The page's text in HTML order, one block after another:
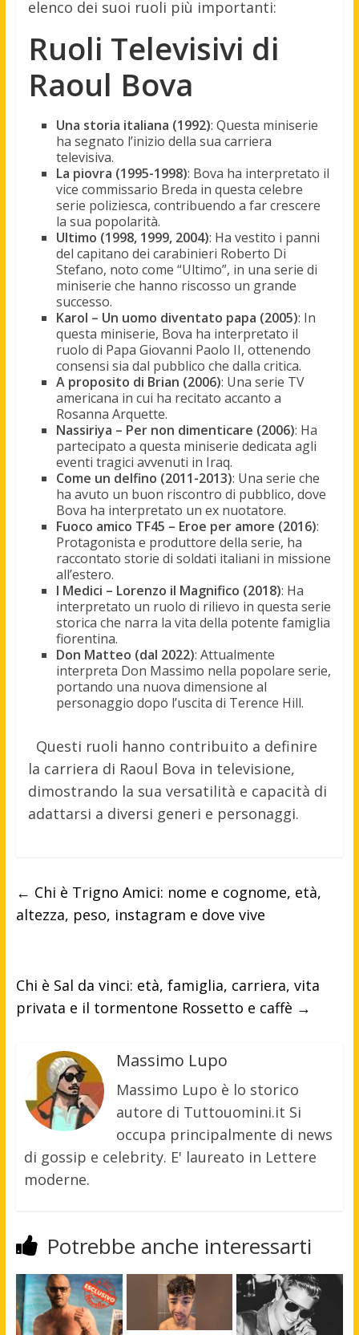
elenco dei suoi ruoli più importanti:
Ruoli Televisivi di
Raoul Bova
Una storia italiana (1992): Questa miniserie
ha segnato l’inizio della sua carriera
televisiva.
La piovra (1995-1998): Bova ha interpretato il
vice commissario Breda in questa celebre
serie poliziesca, contribuendo a far crescere
la sua popolarità.
Ultimo (1998, 1999, 2004): Ha vestito i panni
del capitano dei carabinieri Roberto Di
Stefano, noto come “Ultimo”, in una serie di
miniserie che hanno riscosso un grande
successo.
Karol – Un uomo diventato papa (2005): In
questa miniserie, Bova ha interpretato il
ruolo di Papa Giovanni Paolo II, ottenendo
consensi sia dal pubblico che dalla critica.
A proposito di Brian (2006): Una serie TV
americana in cui ha recitato accanto a
Rosanna Arquette.
Nassiriya – Per non dimenticare (2006): Ha
partecipato a questa miniserie dedicata agli
eventi tragici avvenuti in Iraq.
Come un delfino (2011-2013): Una serie che
ha avuto un buon riscontro di pubblico, dove
Bova ha interpretato un ex nuotatore.
Fuoco amico TF45 – Eroe per amore (2016):
Protagonista e produttore della serie, ha
raccontato storie di soldati italiani in missione
all’estero.
I Medici – Lorenzo il Magnifico (2018): Ha
interpretato un ruolo di rilievo in questa serie
storica che narra la vita della potente famiglia
fiorentina.
Don Matteo (dal 2022): Attualmente
interpreta Don Massimo nella popolare serie,
portando una nuova dimensione al
personaggio dopo l’uscita di Terence Hill.
Questi ruoli hanno contribuito a definire
la carriera di Raoul Bova in televisione,
dimostrando la sua versatilità e capacità di
adattarsi a diversi generi e personaggi.
← Chi è Trigno Amici: nome e cognome, età,
altezza, peso, instagram e dove vive
Chi è Sal da vinci: età, famiglia, carriera, vita
privata e il tormentone Rossetto e caffè →
Massimo Lupo
Massimo Lupo è lo storico
autore di Tuttouomini.it Si
occupa principalmente di news
di gossip e celebrity. E' laureato in Lettere
moderne.
Potrebbe anche interessarti